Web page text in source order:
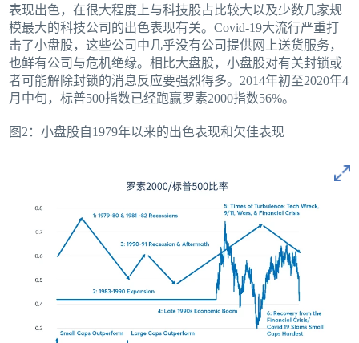
表现出色，在很大程度上与科技股占比较大以及少数几家规
模最大的科技公司的出色表现有关。Covid-19大流行严重打
击了小盘股，这些公司中几乎没有公司提供网上送货服务，
也鲜有公司与危机绝缘。相比大盘股，小盘股对有关封锁或
者可能解除封锁的消息反应要强烈得多。2014年初至2020年4
月中旬，标普500指数已经跑赢罗素2000指数56%。
图2：小盘股自1979年以来的出色表现和欠佳表现